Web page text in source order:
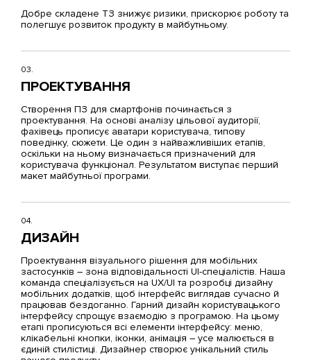
Добре складене ТЗ знижує ризики, прискорює роботу та
полегшує розвиток продукту в майбутньому.
03.
ПРОЕКТУВАННЯ
Створення ПЗ для смартфонів починається з
проектування. На основі аналізу цільової аудиторії,
фахівець прописує аватари користувача, типову
поведінку, сюжети. Це один з найважливіших етапів,
оскільки на ньому визначається призначений для
користувача функціонал. Результатом виступає перший
макет майбутньої програми.
04.
ДИЗАЙН
Проектування візуального рішення для мобільних
застосунків – зона відповідальності UI-спеціалістів. Наша
команда спеціалізується на UX/UI та розробці дизайну
мобільних додатків, щоб інтерфейс виглядав сучасно й
працював бездоганно. Гарний дизайн користувацького
інтерфейсу спрощує взаємодію з програмою. На цьому
етапі прописуються всі елементи інтерфейсу: меню,
клікабельні кнопки, іконки, анімація – усе малюється в
єдиній стилістиці. Дизайнер створює унікальний стиль